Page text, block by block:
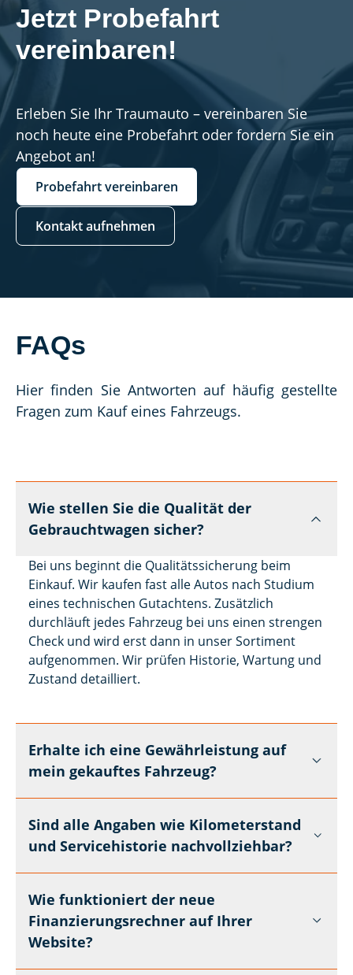
Jetzt Probefahrt
vereinbaren!
Erleben Sie Ihr Traumauto – vereinbaren Sie
noch heute eine Probefahrt oder fordern Sie ein
Angebot an!
Probefahrt vereinbaren
Kontakt aufnehmen
FAQs
Hier finden Sie Antworten auf häufig gestellte
Fragen zum Kauf eines Fahrzeugs.
Wie stellen Sie die Qualität der
Gebrauchtwagen sicher?
Bei uns beginnt die Qualitätssicherung beim
Einkauf. Wir kaufen fast alle Autos nach Studium
eines technischen Gutachtens. Zusätzlich
durchläuft jedes Fahrzeug bei uns einen strengen
Check und wird erst dann in unser Sortiment
aufgenommen. Wir prüfen Historie, Wartung und
Zustand detailliert.
Erhalte ich eine Gewährleistung auf
mein gekauftes Fahrzeug?
Sind alle Angaben wie Kilometerstand
und Servicehistorie nachvollziehbar?
Wie funktioniert der neue
Finanzierungsrechner auf Ihrer
Website?